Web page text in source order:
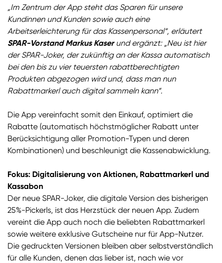
„Im Zentrum der App steht das Sparen für unsere
Kundinnen und Kunden sowie auch eine
Arbeitserleichterung für das Kassenpersonal“, erläutert
SPAR-Vorstand Markus Kaserund ergänzt: „Neu ist hier
der SPAR-Joker, der zukünftig an der Kassa automatisch
bei den bis zu vier teuersten rabattberechtigten
Produkten abgezogen wird und, dass man nun
Rabattmarkerl auch digital sammeln kann“.
Die App vereinfacht somit den Einkauf, optimiert die
Rabatte (automatisch höchstmöglicher Rabatt unter
Berücksichtigung aller Promotion-Typen und deren
Kombinationen) und beschleunigt die Kassenabwicklung.
Fokus: Digitalisierung von Aktionen, Rabattmarkerl und
Kassabon
Der neue SPAR-Joker, die digitale Version des bisherigen
25%-Pickerls, ist das Herzstück der neuen App. Zudem
vereint die App auch noch die beliebten Rabattmarkerl
sowie weitere exklusive Gutscheine nur für App-Nutzer.
Die gedruckten Versionen bleiben aber selbstverständlich
für alle Kunden, denen das lieber ist, nach wie vor